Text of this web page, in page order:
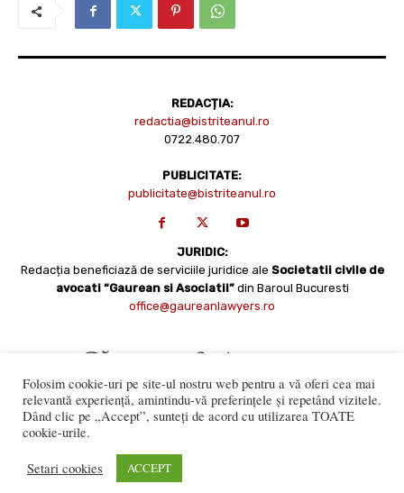
REDACȚIA:
redactia@bistriteanul.ro
0722.480.707
PUBLICITATE:
publicitate@bistriteanul.ro
JURIDIC:
Redacția beneficiază de serviciile juridice ale Societatii civile de
avocati “Gaurean si Asociatii” din Baroul Bucuresti
office@gaureanlawyers.ro
numai cu acordul expres al Bistriteanul.Ro. © Copyright 2008 -
Folosim cookie-uri pe site-ul nostru web pentru a vă oferi cea mai
relevantă experiență, amintindu-vă preferințele și repetând vizitele.
Dând clic pe „Accept”, sunteți de acord cu utilizarea TOATE
cookie-urile.
Setari cookies ACCEPT